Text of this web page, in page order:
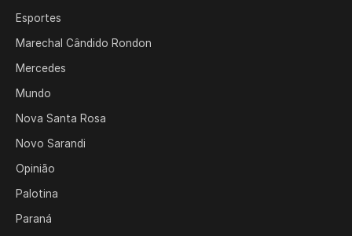
Esportes
Marechal Cândido Rondon
Mercedes
Mundo
Nova Santa Rosa
Novo Sarandi
Opinião
Palotina
Paraná